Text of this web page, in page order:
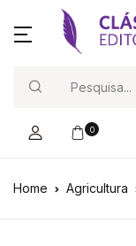
0
Home Agricultura